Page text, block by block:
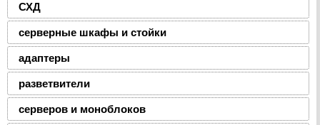
СХД
серверные шкафы и стойки
адаптеры
разветвители
серверов и моноблоков